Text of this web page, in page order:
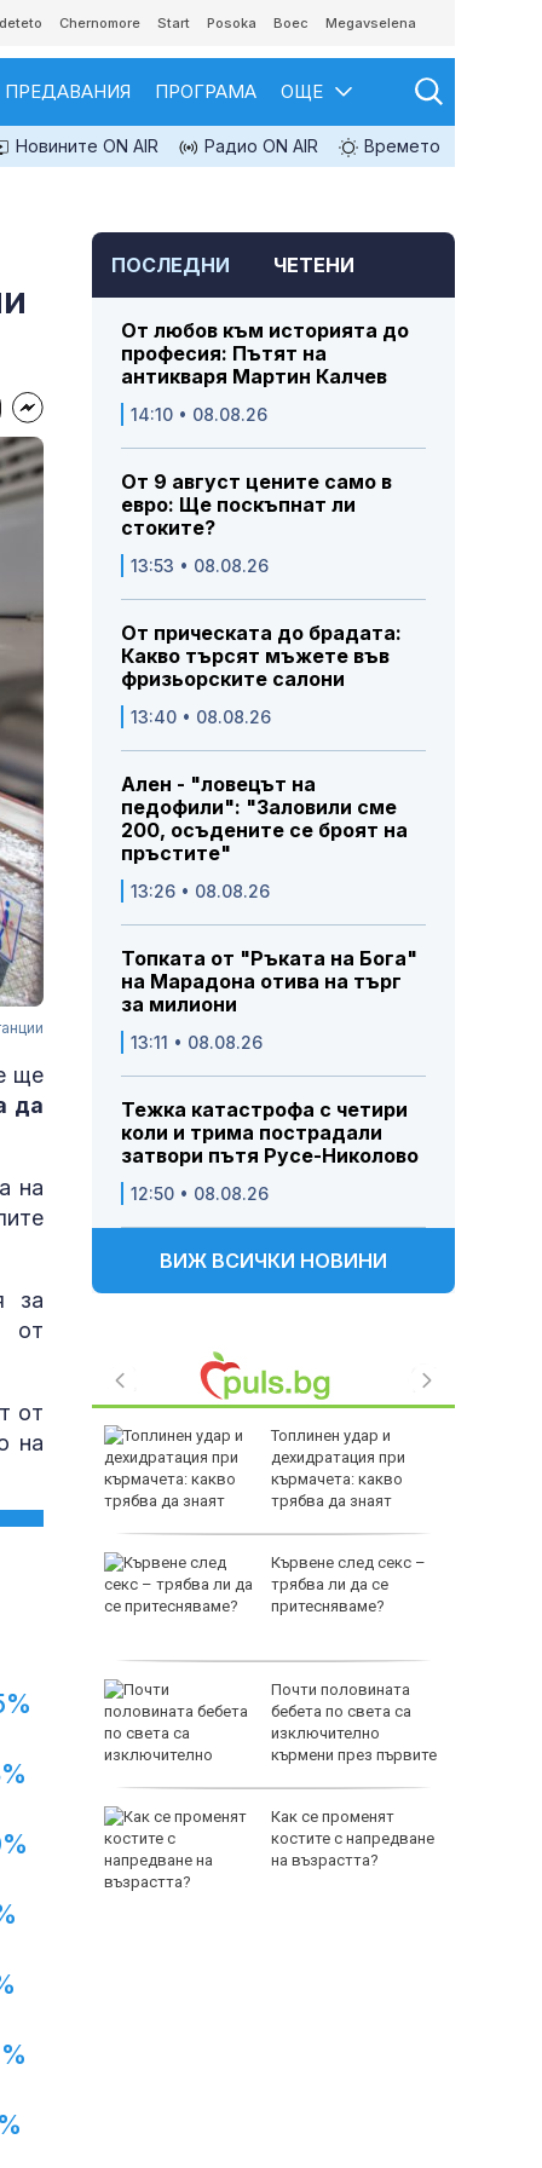
Chernomore Start Posoka Boec Megavselena
ПРЕДАВАНИЯ ПРОГРАМА ОЩЕ
Новините ON AIR Радио ON AIR Времето
ще
да
на
за
от
от
на
ПОСЛЕДНИ ЧЕТЕНИ
От любов към историята до
професия: Пътят на
антикваря Мартин Калчев
14:10 • 08.08.26
От 9 август цените само в
евро: Ще поскъпнат ли
стоките?
13:53 • 08.08.26
От прическата до брадата:
Какво търсят мъжете във
фризьорските салони
13:40 • 08.08.26
Ален - "ловецът на
педофили": "Заловили сме
200, осъдените се броят на
пръстите"
13:26 • 08.08.26
Топката от "Ръката на Бога"
на Марадона отива на търг
за милиони
13:11 • 08.08.26
Тежка катастрофа с четири
коли и трима пострадали
затвори пътя Русе-Николово
12:50 • 08.08.26
ВИЖ ВСИЧКИ НОВИНИ
върху
слабо
Топлинен удар и
дехидратация при
кърмачета: какво
трябва да знаят
Кървене след секс –
трябва ли да се
притесняваме?
Почти половината
бебета по света са
изключително
кърмени през първите
Как се променят
костите с напредване
на възрастта?